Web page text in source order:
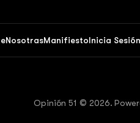
NosotrasManifiestoInicia Sesión
Opinión 51 © 2026.